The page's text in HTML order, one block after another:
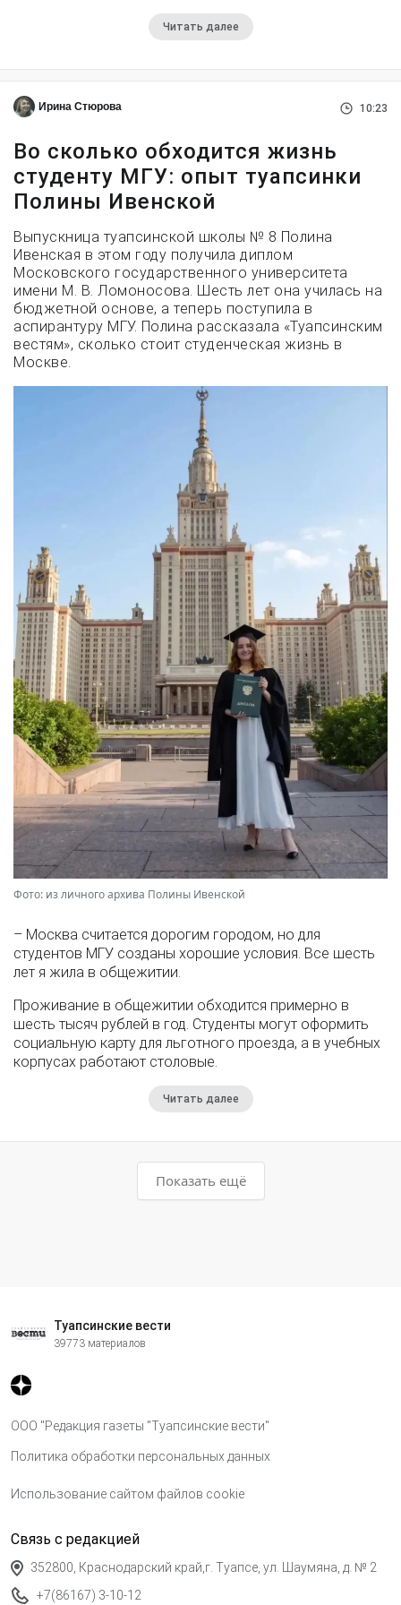
Читать далее
Ирина Стюрова 10:23
Во сколько обходится жизнь
студенту МГУ: опыт туапсинки
Полины Ивенской
Выпускница туапсинской школы № 8 Полина
Ивенская в этом году получила диплом
Московского государственного университета
имени М. В. Ломоносова. Шесть лет она училась на
бюджетной основе, а теперь поступила в
аспирантуру МГУ. Полина рассказала «Туапсинским
вестям», сколько стоит студенческая жизнь в
Москве.
Фото: из личного архива Полины Ивенской
– Москва считается дорогим городом, но для
студентов МГУ созданы хорошие условия. Все шесть
лет я жила в общежитии.
Проживание в общежитии обходится примерно в
шесть тысяч рублей в год. Студенты могут оформить
социальную карту для льготного проезда, а в учебных
корпусах работают столовые.
Читать далее
Показать ещё
Туапсинские вести
39773 материалов
ООО "Редакция газеты "Туапсинские вести"
Политика обработки персональных данных
Использование сайтом файлов cookie
Связь с редакцией
352800, Краснодарский край,г. Туапсе, ул. Шаумяна, д. № 2
+7(86167) 3-10-12